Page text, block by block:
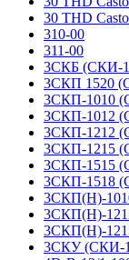
30 THD
310-00
311-00
3СКБ (СКИ-
3СКП 1520
3СКП-1010
3СКП-1012
3СКП-1212
3СКП-1215
3СКП-1515
3СКП-1518
3СКП(Н)-
3СКП(Н)-
3СКП(Н)-
3СКУ (СКИ-